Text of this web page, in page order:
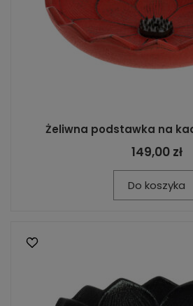
Żeliwna podstawka na
149,00 zł
Do koszyka